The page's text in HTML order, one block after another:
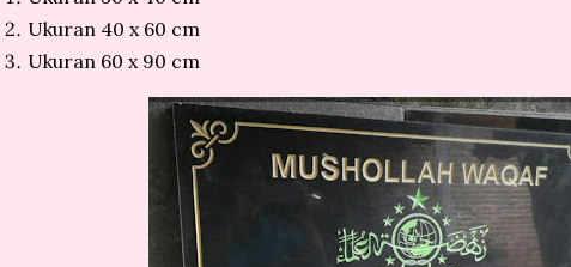
Ukuran 40 x 60 cm
Ukuran 60 x 90 cm